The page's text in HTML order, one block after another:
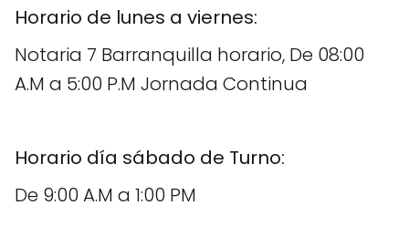
Horario de lunes a viernes:
Notaria 7 Barranquilla horario, De 08:00
A.M a 5:00 P.M Jornada Continua
Horario día sábado de Turno:
De 9:00 A.M a 1:00 PM